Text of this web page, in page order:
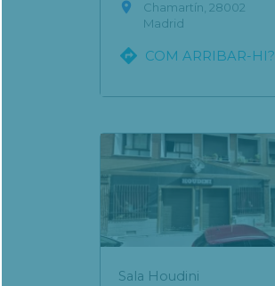

Chamartín, 28002
Madrid
 COM ARRIBAR-HI?
Sala Houdini